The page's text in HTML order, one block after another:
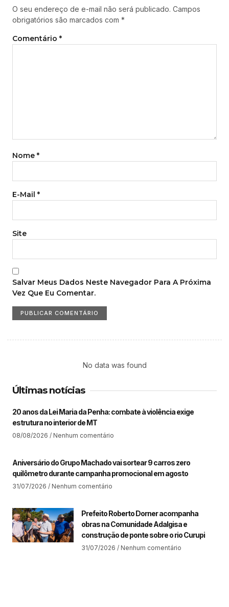
O seu endereço de e-mail não será publicado. Campos
obrigatórios são marcados com *
Comentário *
Nome *
E-Mail *
Site
Salvar Meus Dados Neste Navegador Para A Próxima
Vez Que Eu Comentar.
No data was found
Últimas notícias
20 anos da Lei Maria da Penha: combate à violência exige
estrutura no interior de MT​
08/08/2026 Nenhum comentário
Aniversário do Grupo Machado vai sortear 9 carros zero
quilômetro durante campanha promocional em agosto
31/07/2026 Nenhum comentário
Prefeito Roberto Dorner acompanha
obras na Comunidade Adalgisa e
construção de ponte sobre o rio Curupi
31/07/2026 Nenhum comentário